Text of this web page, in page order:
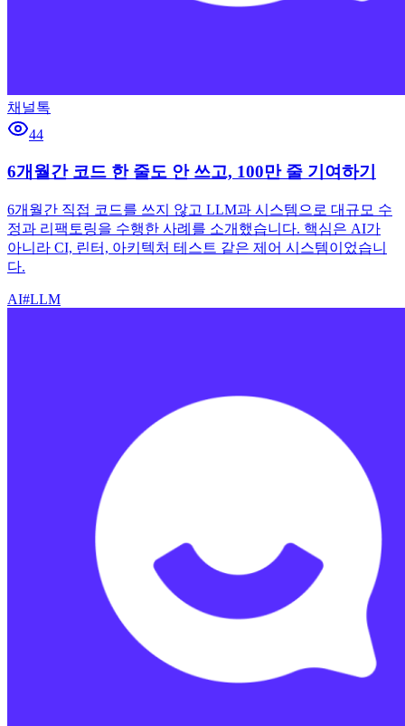
채널톡
44
6개월간 코드 한 줄도 안 쓰고, 100만 줄 기여하기
6개월간 직접 코드를 쓰지 않고 LLM과 시스템으로 대규모 수
정과 리팩토링을 수행한 사례를 소개했습니다. 핵심은 AI가
아니라 CI, 린터, 아키텍처 테스트 같은 제어 시스템이었습니
다.
AI#LLM